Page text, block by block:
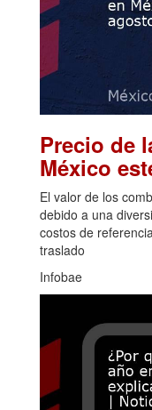
Precio de
México
El valor de los
debido a una
costos de
traslado
Infobae